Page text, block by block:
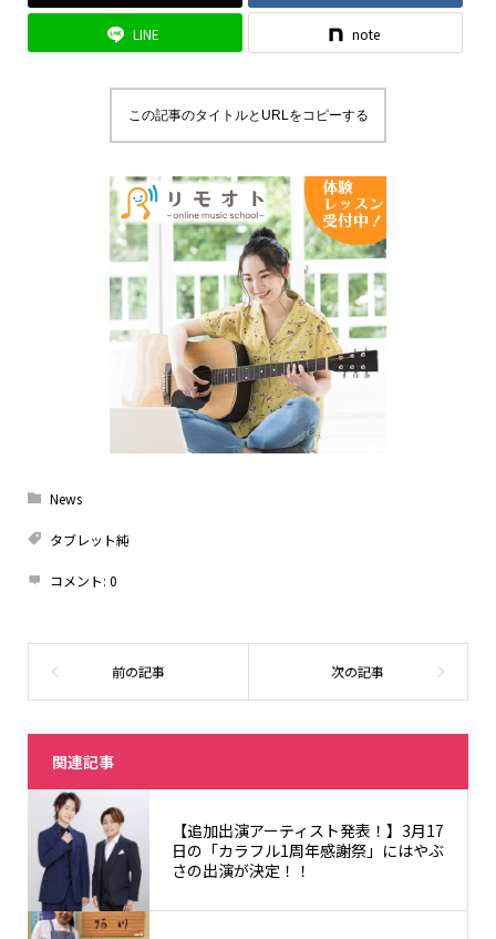
LINE note
この記事のタイトルとURLをコピーする
News
タブレット純
コメント: 0
関連記事
【追加出演アーティスト発表！】3月17
日の「カラフル1周年感謝祭」にはやぶ
さの出演が決定！！